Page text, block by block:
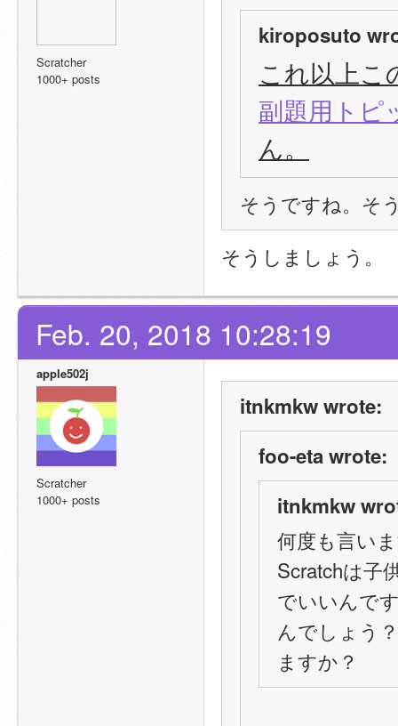
Scratcher
1000+ posts
kiroposuto
これ以上こ
副題用トピ
ん。
そうですね。そ
そうしましょう。
Feb. 20, 2018 10:28:19
apple502j
Scratcher
1000+ posts
itnkmkw wrote:
foo-eta wrote:
itnkmkw
何度も言い
Scratchは子
でいいんで
んでしょう
ますか？